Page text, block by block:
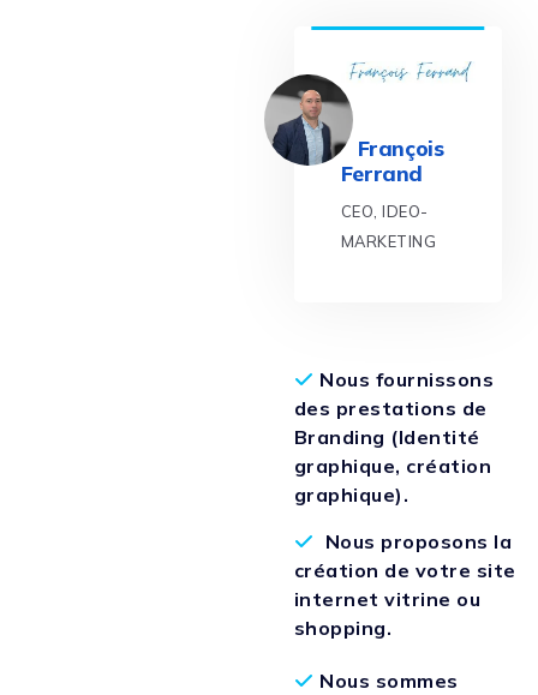
François
Ferrand
CEO, IDEO-
MARKETING
Nous fournissons
des prestations de
Branding (Identité
graphique, création
graphique).
Nous proposons la
création de votre site
internet vitrine ou
shopping.
Nous sommes